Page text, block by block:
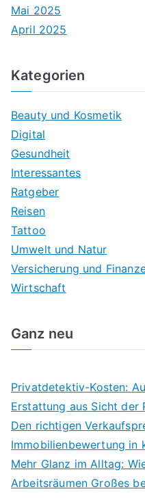
Mai 2025
April 2025
Kategorien
Beauty und Kosmetik
Digital
Gesundheit
Interessantes
Ratgeber
Reisen
Tattoo
Umwelt und Natur
Versicherung und
Wirtschaft
Ganz neu
Privatdetektiv-Kosten:
Erstattung aus Sicht der
Den richtigen
Immobilienbewertung in
Mehr Glanz im Alltag:
Arbeitsräumen Großes